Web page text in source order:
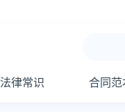
法律常识 合同范